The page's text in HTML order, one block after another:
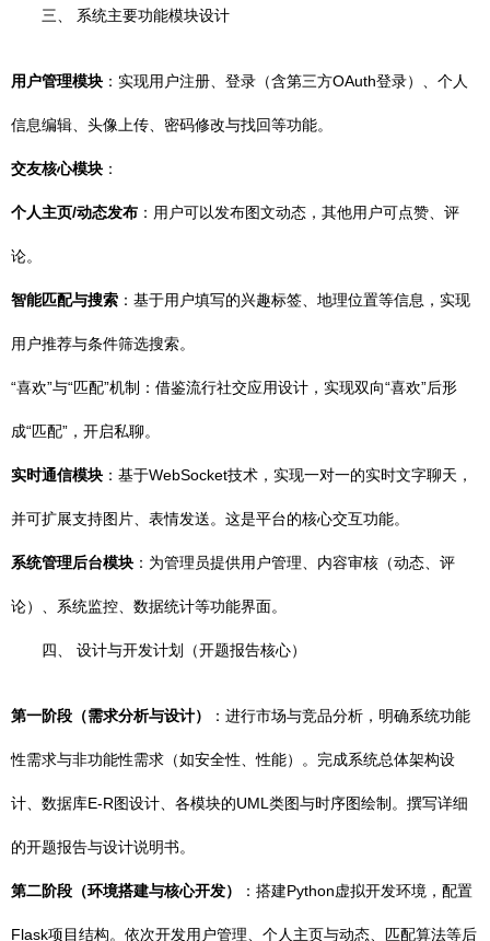
三、 系统主要功能模块设计
用户管理模块 ：实现用户注册、登录（含第三方OAuth登录）、个人
信息编辑、头像上传、密码修改与找回等功能。
交友核心模块 ：
个人主页/动态发布 ：用户可以发布图文动态，其他用户可点赞、评
论。
智能匹配与搜索 ：基于用户填写的兴趣标签、地理位置等信息，实现
用户推荐与条件筛选搜索。
“喜欢”与“匹配”机制：借鉴流行社交应用设计，实现双向“喜欢”后形
成“匹配”，开启私聊。
实时通信模块 ：基于WebSocket技术，实现一对一的实时文字聊天，
并可扩展支持图片、表情发送。这是平台的核心交互功能。
系统管理后台模块 ：为管理员提供用户管理、内容审核（动态、评
论）、系统监控、数据统计等功能界面。
四、 设计与开发计划（开题报告核心）
第一阶段（需求分析与设计） ：进行市场与竞品分析，明确系统功能
性需求与非功能性需求（如安全性、性能）。完成系统总体架构设
计、数据库E-R图设计、各模块的UML类图与时序图绘制。撰写详细
的开题报告与设计说明书。
第二阶段（环境搭建与核心开发） ：搭建Python虚拟开发环境，配置
Flask项目结构。依次开发用户管理、个人主页与动态、匹配算法等后